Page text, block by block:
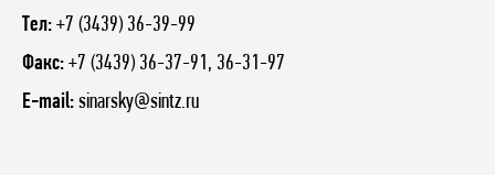
Тел: +7 (3439) 36-39-99
Факс: +7 (3439) 36-37-91, 36-31-97
E-mail: sinarsky@sintz.ru